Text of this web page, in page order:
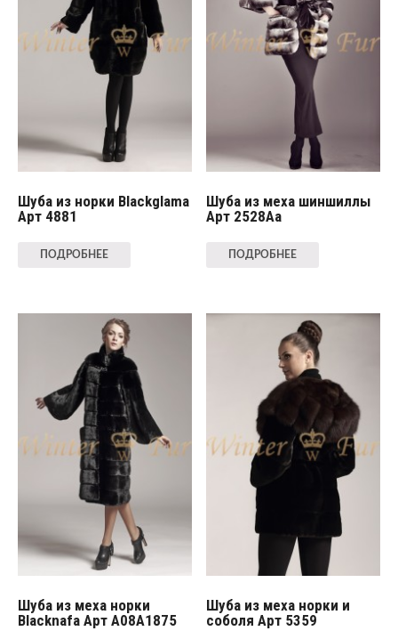
Шуба из норки Blackglama
Арт 4881
ПОДРОБНЕЕ
Шуба из меха шиншиллы
Арт 2528Aa
ПОДРОБНЕЕ
Шуба из меха норки
Blacknafa Арт A08A1875
Шуба из меха норки и
соболя Арт 5359